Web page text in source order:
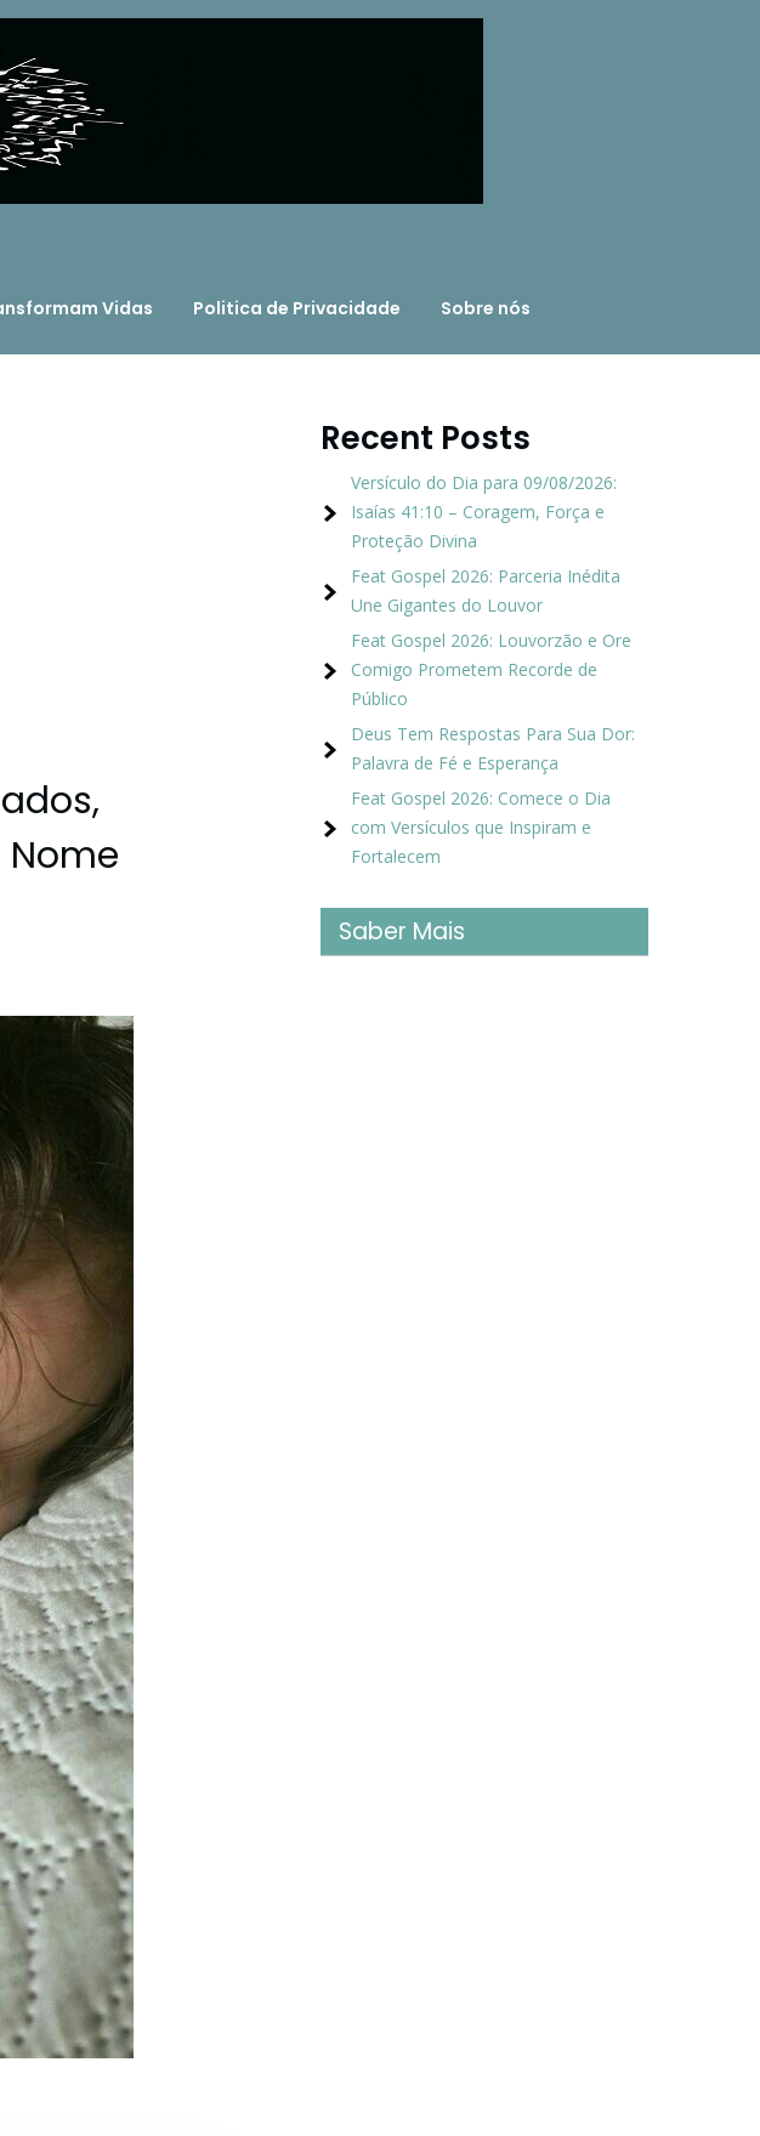
Vidas Politica de Privacidade Sobre nós
Recent Posts
Versículo do Dia para 09/08/2026:
Isaías 41:10 – Coragem, Força e
Proteção Divina
Feat Gospel 2026: Parceria Inédita
Une Gigantes do Louvor
Feat Gospel 2026: Louvorzão e Ore
Comigo Prometem Recorde de
Público
Deus Tem Respostas Para Sua Dor:
Palavra de Fé e Esperança
Feat Gospel 2026: Comece o Dia
com Versículos que Inspiram e
Fortalecem
Saber Mais